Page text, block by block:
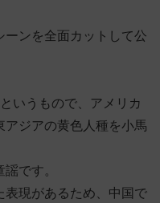
ーンを全面カットして公
いうもので、アメリカ
アジアの黄色人種を小馬
です。
表現があるため、中国で